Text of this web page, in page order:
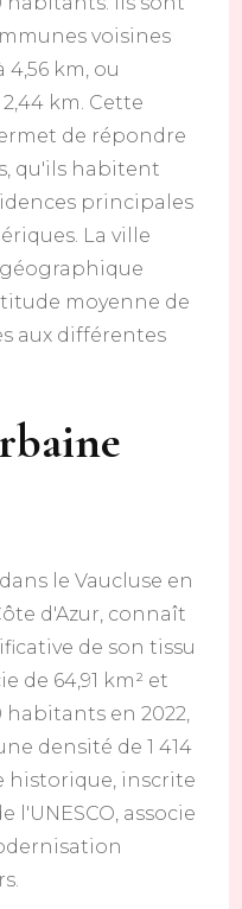
voisines
km, ou
km. Cette
de répondre
qu'ils habitent
principales
La ville
moyenne de
aux différentes
le Vaucluse en
d'Azur, connaît
de son tissu
de 64,91 km² et
habitants en 2022,
densité de 1 414
historique, inscrite
associe